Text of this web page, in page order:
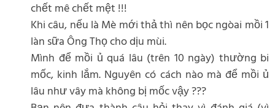
chết mê chết mệt !!!
Khi câu, nếu là Mè mới thả thì nên bọc ngòai mồi 1
làn sữa Ông Thọ cho dịu mùi.
Mình để mồi ủ quá lâu (trên 10 ngày) thường bi
mốc, kinh lắm. Nguyên có cách nào mà để mồi ủ
lâu như vây mà không bị mốc vậy ???